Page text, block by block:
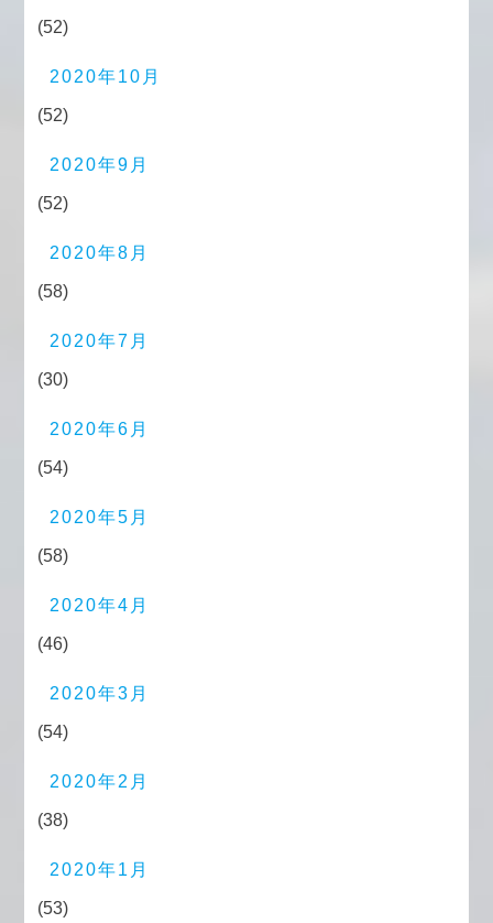
(52)
2020年10月
(52)
2020年9月
(52)
2020年8月
(58)
2020年7月
(30)
2020年6月
(54)
2020年5月
(58)
2020年4月
(46)
2020年3月
(54)
2020年2月
(38)
2020年1月
(53)